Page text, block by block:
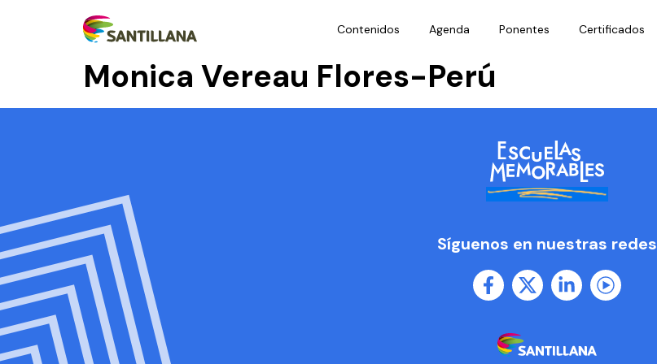
Contenidos Agenda Ponentes Certificados
Monica Vereau Flores-Perú
Síguenos en nuestras redes